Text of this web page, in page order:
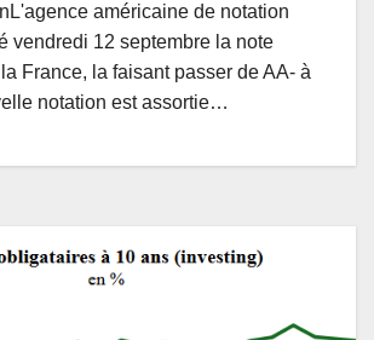
américaine de notation
vendredi 12 septembre la note
France, la faisant passer de AA- à
notation est assortie…